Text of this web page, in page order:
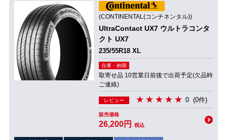
(CONTINENTAL(コンチネンタル))
UltraContact UX7 ウルトラコンタ
クト UX7
235/55R18 XL
在庫・納期
取寄せ品 10営業日前後で出荷予定(欠品時
ご連絡)
レビュー 0 (0件)
販売価格
26,200円 税込